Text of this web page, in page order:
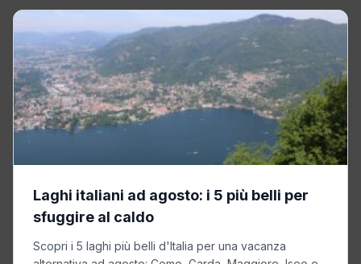
Laghi italiani ad agosto: i 5 più belli per
sfuggire al caldo
Scopri i 5 laghi più belli d'Italia per una vacanza